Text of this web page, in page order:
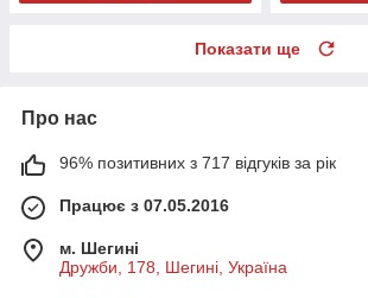
Показати ще
Про нас
96% позитивних з 717 відгуків за рік
Працює з 07.05.2016
м. Шегині
Дружби, 178, Шегині, Україна